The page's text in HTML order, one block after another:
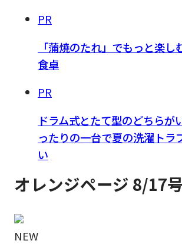
PR
「蒲焼のたれ」でもっと楽
食卓
PR
ドラム式とたて型のどちらが
ったりの一台で夏の洗濯トラ
い
オレンジページ 8/17号
NEW